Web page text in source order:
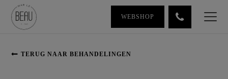
WEBSHOP
TERUG NAAR BEHANDELINGEN